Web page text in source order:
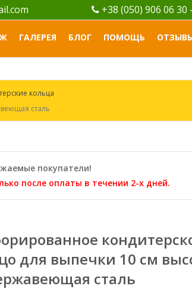
+38 (050) 906 06
ГАЛЕРЕЯ БЛОГ ПОМОЩЬ
кольца
сталь
покупатели!
после оплаты в течении 2-х дней.
для выпечки 10 см
сталь